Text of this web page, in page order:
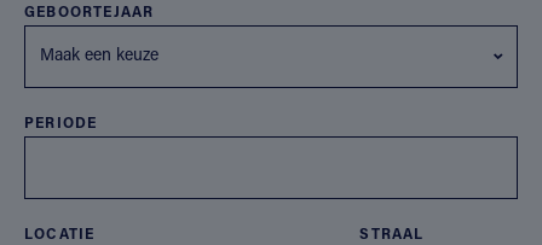
GEBOORTEJAAR
Maak een keuze
PERIODE
LOCATIE STRAAL